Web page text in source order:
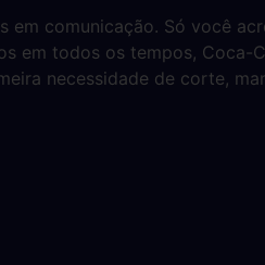
em comunicação. Só você
em todos os tempos,
necessidade de corte,